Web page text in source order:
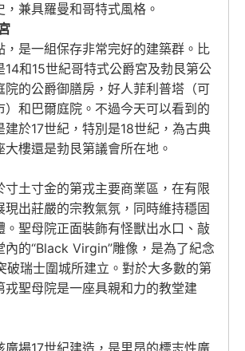
，兼具羅曼和哥特式風格。
，是一組保存非常完好的建築群。比
14和15世紀哥特式公爵宮及勃艮第公
院的公爵御膳房，好人菲利普塔（可
）和巴爾庭院。不過今天可以看到的
建於17世紀，特別是18世紀，為古典
大樓還是勃艮第議會所在地。
寸土寸金的第戎主要商業區，在有限
現出莊嚴的宗教氣氛，同時維持穩固
。聖母院正面裝飾有怪獸出水口、敲
內的“Black Virgin”雕像，是為了紀念
破瑞士圍城所建立。對於大多數的第
戎聖母院是一座具親和力的教堂建